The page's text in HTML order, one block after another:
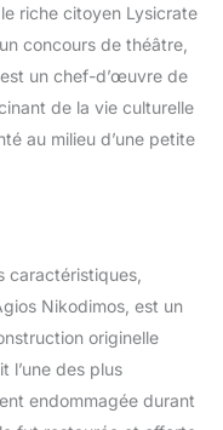
passionnée de mythologie
et Confortable pour
Toutes : Notre ensemble de
de déesse grecque est
et convient à la plupart
La couronne de laurier
glamour en un instant. Pour
la beauté de votre
grecque serre tête et de
bijoux, évitez tout contact
avec des produi
riche citoyen Lysicrate
concours de théâtre,
un chef-d’œuvre de
de la vie culturelle
au milieu d’une petite
caractéristiques,
Nikodimos, est un
originelle
l’une des plus
endommagée durant